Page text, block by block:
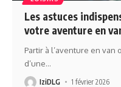
Les astuces
votre aventure en
Partir à l’aventure en
d’une…
IziDLG 1 février 2026